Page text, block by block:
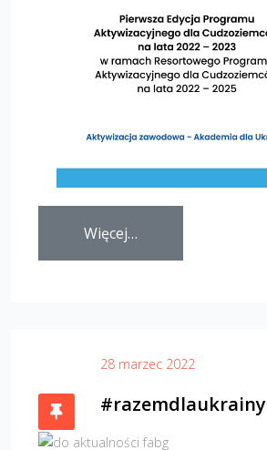
Więcej…
28 marzec 2022
#razemdlaukrainy